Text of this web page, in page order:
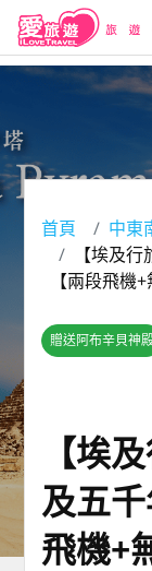
首頁 中東
【埃及
【兩段飛機+
贈送阿布辛貝神
【埃
及五
飛機+